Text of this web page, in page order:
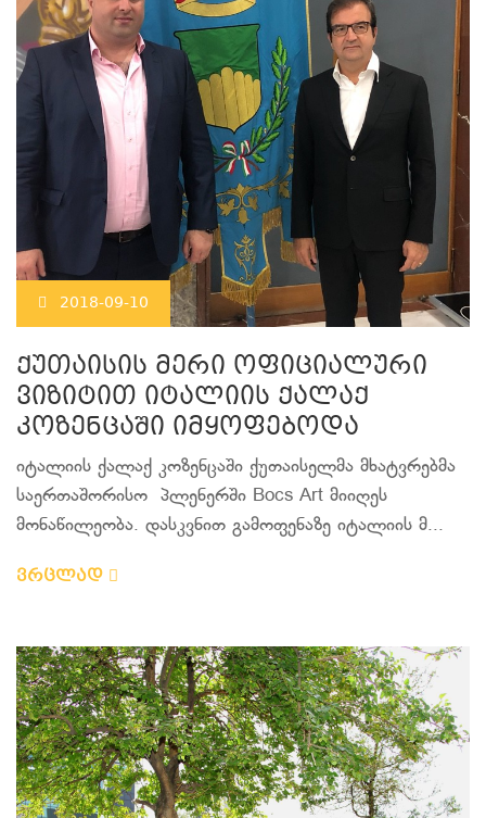
2018-09-10
ქუთაისის მერი ოფიციალური
ვიზიტით იტალიის ქალაქ
კოზენცაში იმყოფებოდა
იტალიის ქალაქ კოზენცაში ქუთაისელმა მხატვრებმა
საერთაშორისო პლენერში Bocs Art მიიღეს
მონაწილეობა. დასკვნით გამოფენაზე იტალიის მ...
ვრცლად